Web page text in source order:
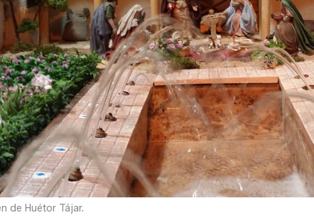
de Huétor Tájar.